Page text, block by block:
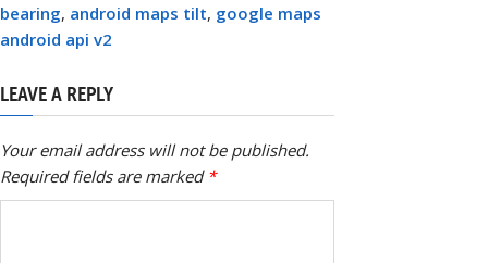
bearing, android maps tilt, google maps
android api v2
LEAVE A REPLY
Your email address will not be published.
Required fields are marked *